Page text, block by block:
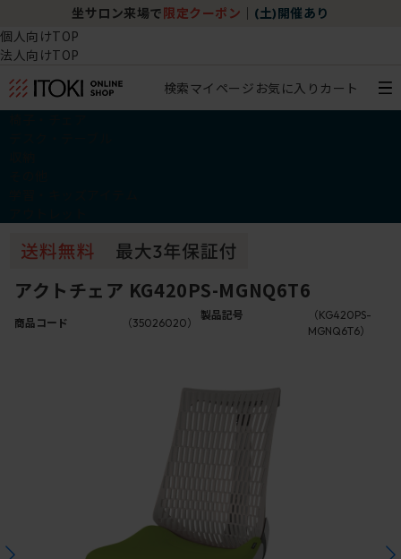
坐サロン来場で 限定クーポン (土)開催あり
個人向けTOP
法人向けTOP
検索マイページ お気に入り カート
アクトチェア KG420PS-MGNQ6T6
商品コード （35026020）
製品記号
（KG420PS-
MGNQ6T6）